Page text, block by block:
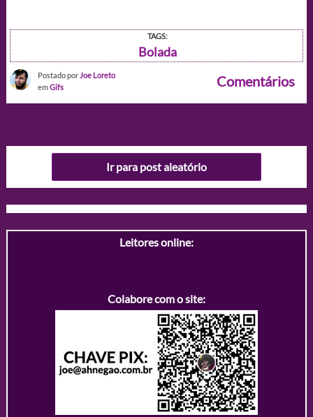
TAGS:
Bolada
Postado por Joe Loreto
emGifs Comentários
Ir para post aleatório
Leitores online:
Colabore com o site: